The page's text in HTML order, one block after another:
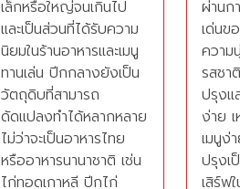
เล็กหรือใหญ่จนเกินไป
และเป็นส่วนที่ได้รับความ
นิยมในร้านอาหารและเมนู
ทานเล่น ปีกกลางยังเป็น
วัตถุดิบที่สามารถ
ดัดแปลงทำได้หลากหลาย
ไม่ว่าจะเป็นอาหารไทย
หรืออาหารนานาชาติ เช่น
ไก่ทอดเกาหลี ปีกไก่
ผ่านก
เด่นข
ความ
รสชา
ปรุงแ
ง่าย เ
เมนูง่
ปรุงเ
เสิร์ฟ